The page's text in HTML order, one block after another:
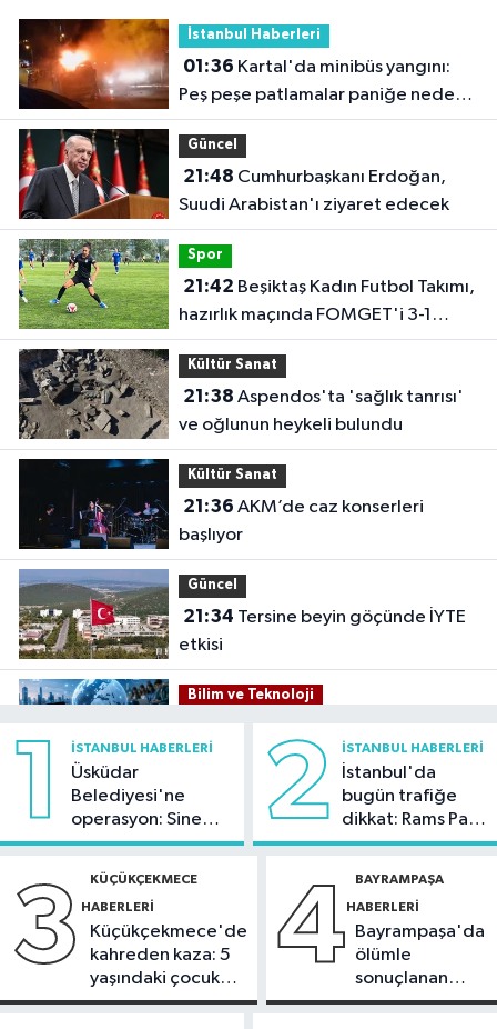
İstanbul Haberleri
01:36
Peş peşe patlamalar paniğe neden
oldu
Güncel
21:48
Suudi Arabistan'ı ziyaret edecek
Spor
21:42
hazırlık maçında FOMGET'i 3-1
mağlup etti
Kültür Sanat
21:38
ve oğlunun heykeli bulundu
Kültür Sanat
21:36
başlıyor
Güncel
21:34
etkisi
Bilim ve Teknoloji
oranı yüzde 92,3 oldu
Bilim ve Teknoloji
21:21
vatandaşları yazlık sinemada
buluşturuyor
1 İSTANBUL HABERLERI
Üsküdar
Belediyesi'ne
operasyon: Sinem
Dedetaş'a
2 İSTANBUL HABERLERI
İstanbul'da
bugün trafiğe
dikkat: Rams Park
çevresinde bazı
3 KÜÇÜKÇEKMECE
HABERLERI
Küçükçekmece'de
kahreden kaza: 5
yaşındaki çocuk
yoğun bakımda
4 BAYRAMPAŞA
HABERLERI
Bayrampaşa'da
ölümle
sonuçlanan
kaza: Sürücü